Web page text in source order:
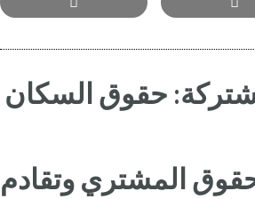
حقوق السكان
المشتري وتقادم